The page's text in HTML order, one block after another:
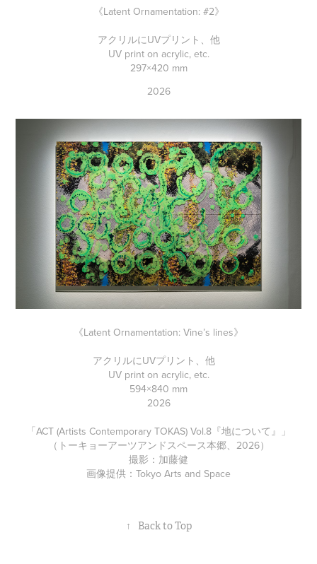
《Latent Ornamentation: #2》
アクリルにUVプリント、他
UV print on acrylic, etc.
297×420 mm
2026
《Latent Ornamentation: Vine’s lines》
アクリルにUVプリント、他
UV print on acrylic, etc.
594×840 mm
2026
「ACT (Artists Contemporary TOKAS) Vol.8『地について』」
（トーキョーアーツアンドスペース本郷、2026）
撮影：加藤健
画像提供：Tokyo Arts and Space
↑ Back to Top